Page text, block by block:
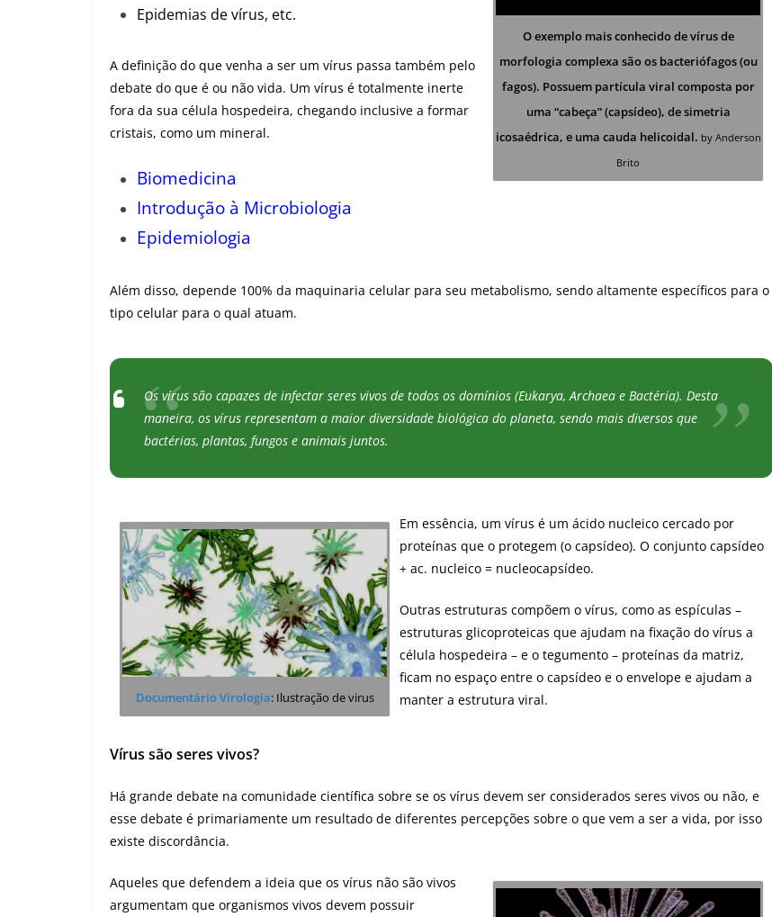
O exemplo mais conhecido de vírus de
morfologia complexa são os bacteriófagos (ou
fagos). Possuem partícula viral composta por
uma “cabeça” (capsídeo), de simetria
icosaédrica, e uma cauda helicoidal. by Anderson
Brito
Epidemias de vírus, etc.
A definição do que venha a ser um vírus passa também pelo
debate do que é ou não vida. Um vírus é totalmente inerte
fora da sua célula hospedeira, chegando inclusive a formar
cristais, como um mineral.
Biomedicina
Introdução à Microbiologia
Epidemiologia
Além disso, depende 100% da maquinaria celular para seu metabolismo, sendo altamente específicos para o
tipo celular para o qual atuam.
Os vírus são capazes de infectar seres vivos de todos os domínios (Eukarya, Archaea e Bactéria). Desta
maneira, os vírus representam a maior diversidade biológica do planeta, sendo mais diversos que
bactérias, plantas, fungos e animais juntos.
Documentário Virologia: Ilustração de virus
Em essência, um vírus é um ácido nucleico cercado por
proteínas que o protegem (o capsídeo). O conjunto capsídeo
+ ac. nucleico = nucleocapsídeo.
Outras estruturas compõem o vírus, como as espículas –
estruturas glicoproteicas que ajudam na fixação do vírus a
célula hospedeira – e o tegumento – proteínas da matriz,
ficam no espaço entre o capsídeo e o envelope e ajudam a
manter a estrutura viral.
Vírus são seres vivos?
Há grande debate na comunidade científica sobre se os vírus devem ser considerados seres vivos ou não, e
esse debate é primariamente um resultado de diferentes percepções sobre o que vem a ser a vida, por isso
existe discordância.
Aqueles que defendem a ideia que os vírus não são vivos
argumentam que organismos vivos devem possuir